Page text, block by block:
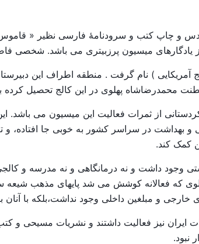
از یادگارهای میسیون پرزبیتری می باشد. شخصی
) نام گرفت . منطقه اطراف این دبیرستان
محمدرضاشاه پهلوی در این کالج تحصیل کرده
از ثمرات فعالیت این میسیون می باشد.
و بهداشت در سراسر کشور به خوبی جا افتاده، و
کمک کند.
وجود داشت و نه درمانگاهی و نه مدرسه و
که فعالانه کوشش می شد پایهای مذهب
و مبلغین داخلی وجود نداشت،بلکه با آنان
ایران نیز فعالیت داشتند و نشریات مسیحی و
نبود.